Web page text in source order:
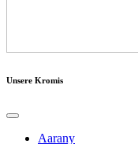
Unsere Kromis
Aarany